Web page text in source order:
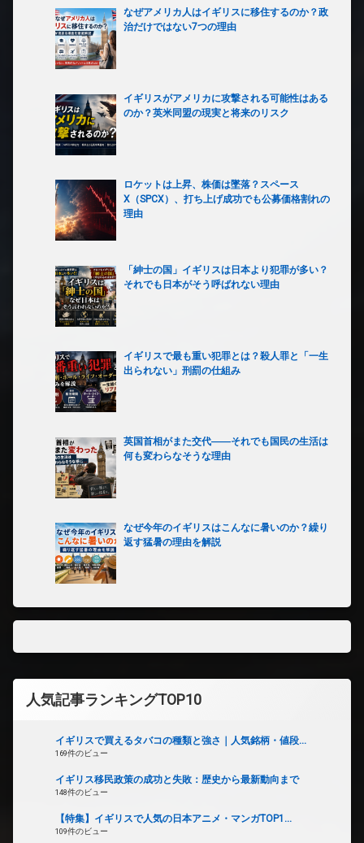
なぜアメリカ人はイギリスに移住するのか？政
治だけではない7つの理由
イギリスがアメリカに攻撃される可能性はある
のか？英米同盟の現実と将来のリスク
ロケットは上昇、株価は墜落？スペース
X（SPCX）、打ち上げ成功でも公募価格割れの
理由
「紳士の国」イギリスは日本より犯罪が多い？
それでも日本がそう呼ばれない理由
イギリスで最も重い犯罪とは？殺人罪と「一生
出られない」刑罰の仕組み
英国首相がまた交代――それでも国民の生活は
何も変わらなそうな理由
なぜ今年のイギリスはこんなに暑いのか？繰り
返す猛暑の理由を解説
人気記事ランキングTOP10
イギリスで買えるタバコの種類と強さ｜人気銘柄・値段...
169件のビュー
イギリス移民政策の成功と失敗：歴史から最新動向まで
148件のビュー
【特集】イギリスで人気の日本アニメ・マンガTOP1...
109件のビュー